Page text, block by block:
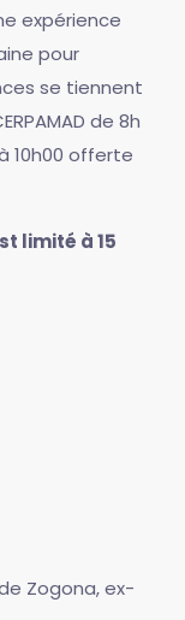
expérience
pour
se tiennent
de 8h
10h00 offerte
limité à 15
Zogona, ex-